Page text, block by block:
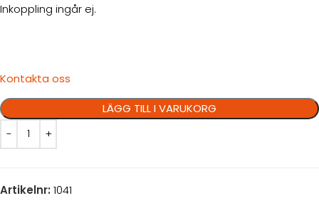
Inkoppling ingår ej.
Kontakta oss
LÄGG TILL I VARUKORG
Artikelnr: 1041